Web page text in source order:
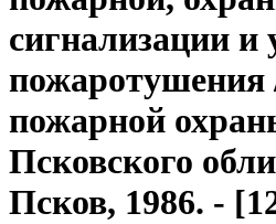
сигнализации и
пожаротушения
пожарной
Псковского
Псков, 1986. -